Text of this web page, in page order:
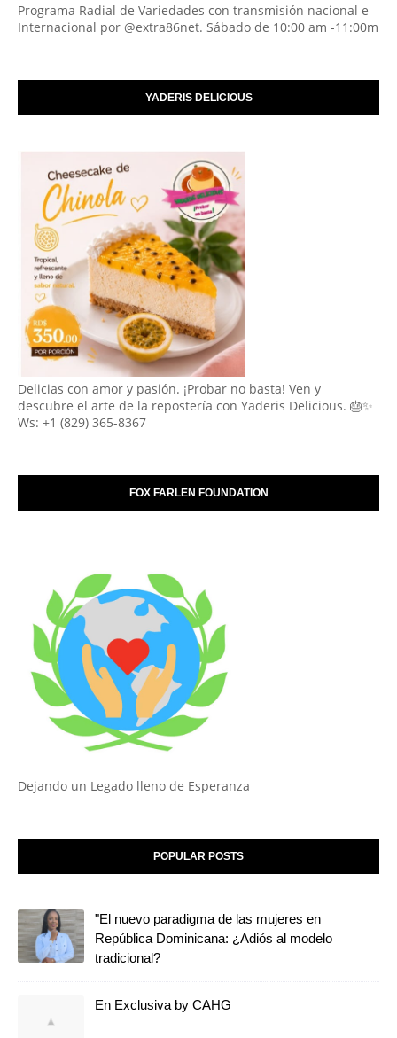
Programa Radial de Variedades con transmisión nacional e
Internacional por @extra86net. Sábado de 10:00 am -11:00m
YADERIS DELICIOUS
Delicias con amor y pasión. ¡Probar no basta! Ven y
descubre el arte de la repostería con Yaderis Delicious. 🎂✨
Ws: +1 (829) 365-8367
FOX FARLEN FOUNDATION
Dejando un Legado lleno de Esperanza
POPULAR POSTS
"El nuevo paradigma de las mujeres en
República Dominicana: ¿Adiós al modelo
tradicional?
En Exclusiva by CAHG